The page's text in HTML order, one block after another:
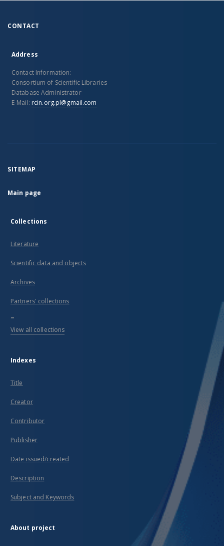
CONTACT
Address
Contact Information:
Consortium of Scientific Libraries
Database Administrator
E-Mail: rcin.org.pl@gmail.com
SITEMAP
Main page
Collections
Literature
Scientific data and objects
Archives
Partners' collections
...
View all collections
Indexes
Title
Creator
Contributor
Publisher
Date issued/created
Description
Subject and Keywords
About project